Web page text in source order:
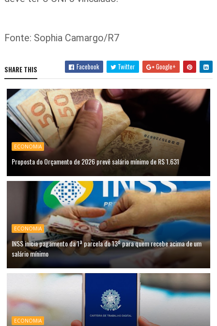
Fonte: Sophia Camargo/R7
SHARE THIS Facebook Twitter Google+
ECONOMIA
Proposta do Orçamento de 2026 prevê salário mínimo de R$ 1.631
ECONOMIA
INSS inicia pagamento da 1ª parcela do 13º para quem recebe acima de um
salário mínimo
ECONOMIA